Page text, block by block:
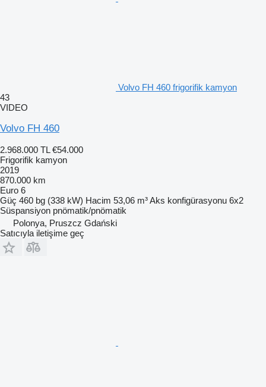
Volvo FH 460 frigorifik kamyon
43
VIDEO
Volvo FH 460
2.968.000 TL €54.000
Frigorifik kamyon
2019
870.000 km
Euro 6
Güç 460 bg (338 kW) Hacim 53,06 m³Aks konfigürasyonu 6x2
Süspansiyon pnömatik/pnömatik
Polonya, Pruszcz Gdański
Satıcıyla iletişime geç